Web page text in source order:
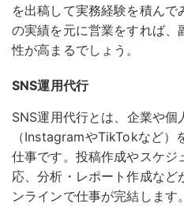
を出稿して実務経験を積ん
の実績を元に営業をすれば、
性が高まるでしょう。
SNS運用代行
SNS運用代行とは、企業や個
（InstagramやTikTokなど）
仕事です。 投稿作成やスケジ
応、分析・レポート作成など
ンラインで仕事が完結します。